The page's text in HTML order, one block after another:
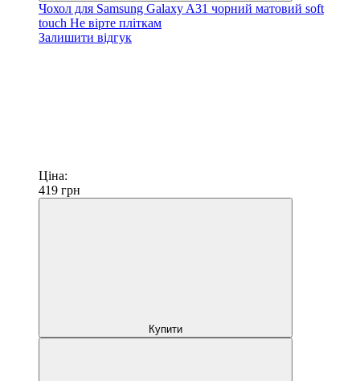
Чохол для Samsung Galaxy A31 чорний матовий soft
touch Не вірте пліткам
Залишити відгук
Ціна:
419 грн
Купити